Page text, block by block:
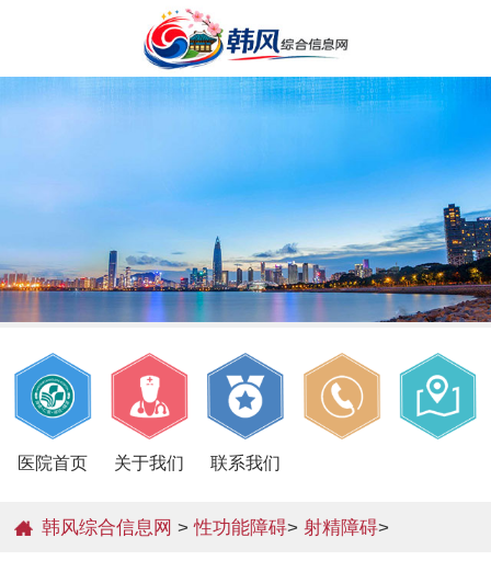
医院首页 关于我们 联系我们
韩风综合信息网 >性功能障碍>射精障碍>